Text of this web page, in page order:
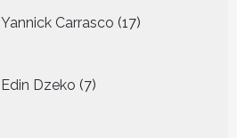
Yannick Carrasco 17
producten
Edin Dzeko 7
producten